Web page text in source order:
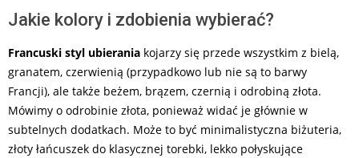
Jakie kolory i zdobienia wybierać?
Francuski styl ubierania kojarzy się przede wszystkim z bielą,
granatem, czerwienią (przypadkowo lub nie są to barwy
Francji), ale także beżem, brązem, czernią i odrobiną złota.
Mówimy o odrobinie złota, ponieważ widać je głównie w
subtelnych dodatkach. Może to być minimalistyczna biżuteria,
złoty łańcuszek do klasycznej torebki, lekko połyskujące